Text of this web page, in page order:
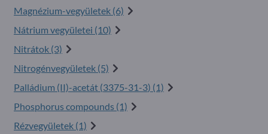
Magnézium-vegyületek (6)
Nátrium vegyületei (10)
Nitrátok (3)
Nitrogénvegyületek (5)
Palládium (II)-acetát (3375-31-3) (1)
Phosphorus compounds (1)
Rézvegyületek (1)